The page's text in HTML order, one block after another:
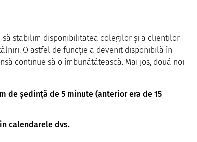
stabilim disponibilitatea colegilor și a clienților
O astfel de funcție a devenit disponibilă în
continue să o îmbunătățească. Mai jos, două noi
de ședință de 5 minute (anterior era de 15
calendarele dvs.